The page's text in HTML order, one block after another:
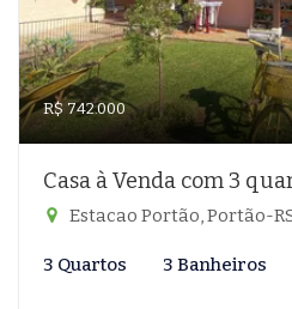
R$ 742.000
Casa à Venda com 3
Estacao Portão, Portão-
3 Quartos 3 Banheiros